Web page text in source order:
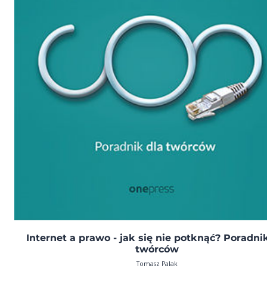
Internet a prawo - jak się nie potknąć?
twórców
Tomasz Palak